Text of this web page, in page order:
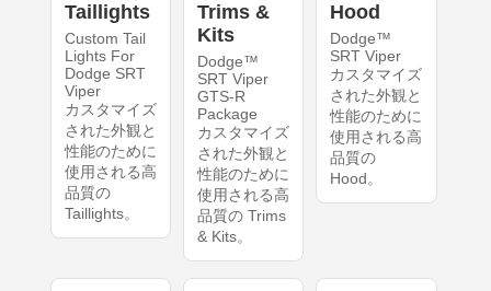
Taillights
Custom Tail
Lights For
Dodge SRT
Viper
カスタマイズ
された外観と
性能のために
使用される高
品質の
Taillights。
Trims &
Kits
Dodge™
SRT Viper
GTS-R
Package
カスタマイズ
された外観と
性能のために
使用される高
品質の Trims
& Kits。
Hood
Dodge™
SRT Viper
カスタマイズ
された外観と
性能のために
使用される高
品質の
Hood。